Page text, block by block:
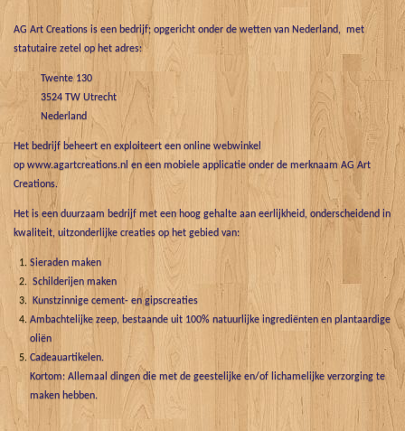
AG Art Creations is een bedrijf; opgericht onder de wetten van Nederland, met
statutaire zetel op het adres:
Twente 130
3524 TW Utrecht
Nederland
Het bedrijf beheert en exploiteert een online webwinkel
op www.agartcreations.nl en een mobiele applicatie onder de merknaam AG Art
Creations.
Het is een duurzaam bedrijf met een hoog gehalte aan eerlijkheid, onderscheidend in
kwaliteit, uitzonderlijke creaties op het gebied van:
Sieraden maken
Schilderijen maken
Kunstzinnige cement- en gipscreaties
Ambachtelijke zeep, bestaande uit 100% natuurlijke ingrediënten en plantaardige
oliën
Cadeauartikelen.
Kortom: Allemaal dingen die met de geestelijke en/of lichamelijke verzorging te
maken hebben.